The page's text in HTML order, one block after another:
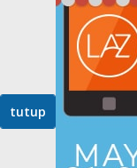
tutup